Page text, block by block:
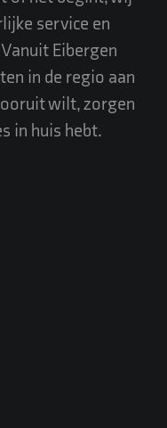
service en
Eibergen
in de regio aan
wilt, zorgen
in huis hebt.